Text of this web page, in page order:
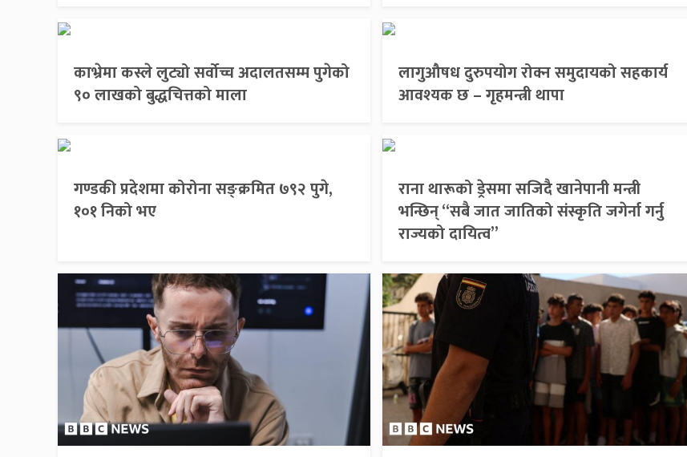
काभ्रेमा कस्ले लुट्यो सर्वोच्च अदालतसम्म पुगेको
९० लाखको बुद्धचित्तको माला
लागुऔषध दुरुपयोग रोक्न समुदायको सहकार्य
आवश्यक छ – गृहमन्त्री थापा
गण्डकी प्रदेशमा कोरोना सङ्क्रमित ७९२ पुगे,
१०१ निको भए
राना थारूको ड्रेसमा सजिदै खानेपानी मन्त्री
भन्छिन् “सबै जात जातिको संस्कृति जगेर्ना गर्नु
राज्यको दायित्व”